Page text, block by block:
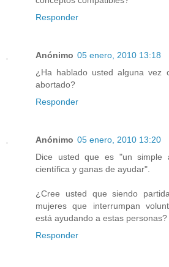
Responder
Anónimo 05 enero, 2010 13:18
¿Ha hablado usted alguna vez
abortado?
Responder
Anónimo 05 enero, 2010 13:20
Dice usted que es "un simple
científica y ganas de ayudar".
¿Cree usted que siendo
mujeres que interrumpan
está ayudando a estas personas?
Responder